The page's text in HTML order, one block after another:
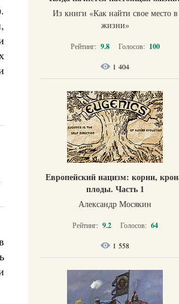
Из книги «Как найти свое место в
жизни​»
Рейтинг: 9.8 Голосов: 100
1 404
Европейский нацизм: корни,
плоды. Часть 1
Александр Мосякин
Рейтинг: 9.2 Голосов: 64
1 558